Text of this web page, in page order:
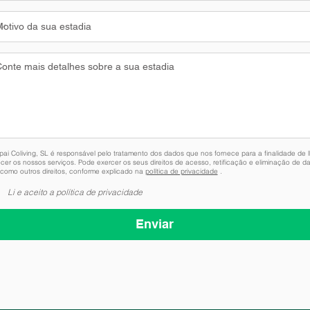
Enviar
Coliving, SL é responsável pelo tratamento dos dados que nos fornece para a finalidade de
os nossos serviços. Pode exercer os seus direitos de acesso, retificação e eliminação de
outros direitos, conforme explicado na política de privacidade
Li e aceito a política de privacidade